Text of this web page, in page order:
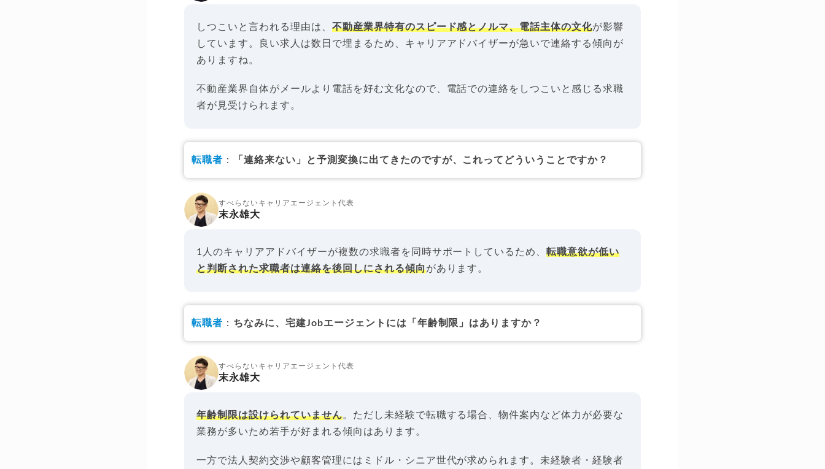
しつこいと言われる理由は、 不動産業界特有のスピード感とノルマ、電話主体の文化が影響
しています。良い求人は数日で埋まるため、キャリアアドバイザーが急いで連絡する傾向が
ありますね。
不動産業界自体がメールより電話を好む文化なので、電話での連絡をしつこいと感じる求職
者が見受けられます。
転職者 ： 「連絡来ない」と予測変換に出てきたのですが、これってどういうことですか？
すべらないキャリアエージェント代表
末永雄大
1人のキャリアアドバイザーが複数の求職者を同時サポートしているため、転職意欲が低い
と判断された求職者は連絡を後回しにされる傾向があります。
転職者 ： ちなみに、宅建Jobエージェントには「年齢制限」はありますか？
すべらないキャリアエージェント代表
末永雄大
年齢制限は設けられていません。ただし未経験で転職する場合、物件案内など体力が必要な
業務が多いため若手が好まれる傾向はあります。
一方で法人契約交渉や顧客管理にはミドル・シニア世代が求められます。未経験者・経験者